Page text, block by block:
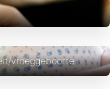
vroeggeboorte